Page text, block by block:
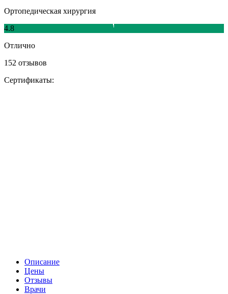
Ортопедическая хирургия
4.8
Отлично
152 отзывов
Сертификаты:
Описание
Цены
Отзывы
Врачи